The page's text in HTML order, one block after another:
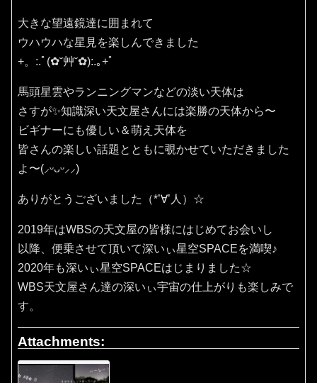
大きな望遠鏡達に囲まれて
ウハウハな星見を楽しんできました
+。:.ﾟ(✿˘艸˘✿):.｡+ﾟ
馬頭星雲やランニングマンなどの淡い天体は
さすが✨知識深い天文屋さんには楽勝の天体から〜
ビギナーにも優しい＆萌え天体を
皆さんの楽しい話題とともに覗かせていただきました
よ〜(⸝ᵕᴗᵕ⸝⸝)
ありがとうございました（*’∀’人）☆
2019年はWBSの天文屋の皆様にはじめてお会いし
以降、便乗させて頂いて深いぃ星空SPACEを満喫♪
2020年も深いぃ星空SPACEはじまりました☆
WBS天文屋さん達の深いぃ宇宙の仕上がりも楽しみで
す。
Attachments: